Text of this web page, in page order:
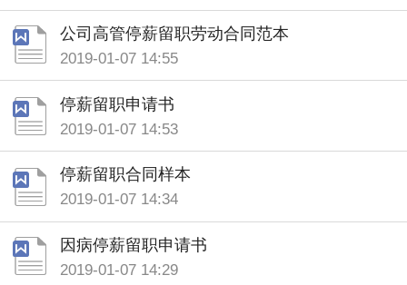
公司高管停薪留职劳动合同范本
2019-01-07 14:55
停薪留职申请书
2019-01-07 14:53
停薪留职合同样本
2019-01-07 14:34
因病停薪留职申请书
2019-01-07 14:29